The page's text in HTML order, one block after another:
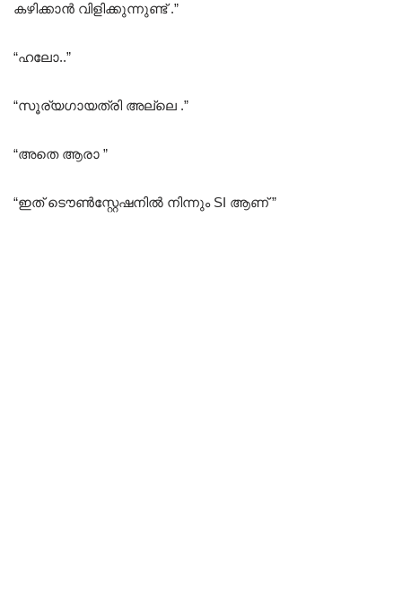
കഴിക്കാൻ വിളിക്കുന്നുണ്ട് .”
“ഹലോ..”
“സൂര്യഗായത്രി അല്ലെ .”
“അതെ ആരാ ”
“ഇത് ടൌൺസ്റ്റേഷനിൽ നിന്നും SI ആണ് ”